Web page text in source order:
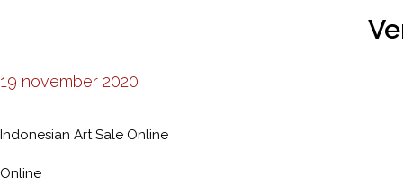
19 november 2020
Indonesian Art Sale Online
Online